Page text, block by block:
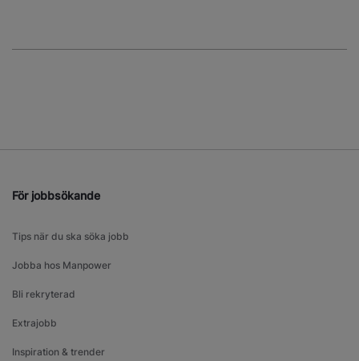
För jobbsökande
Tips när du ska söka jobb
Jobba hos Manpower
Bli rekryterad
Extrajobb
Inspiration & trender